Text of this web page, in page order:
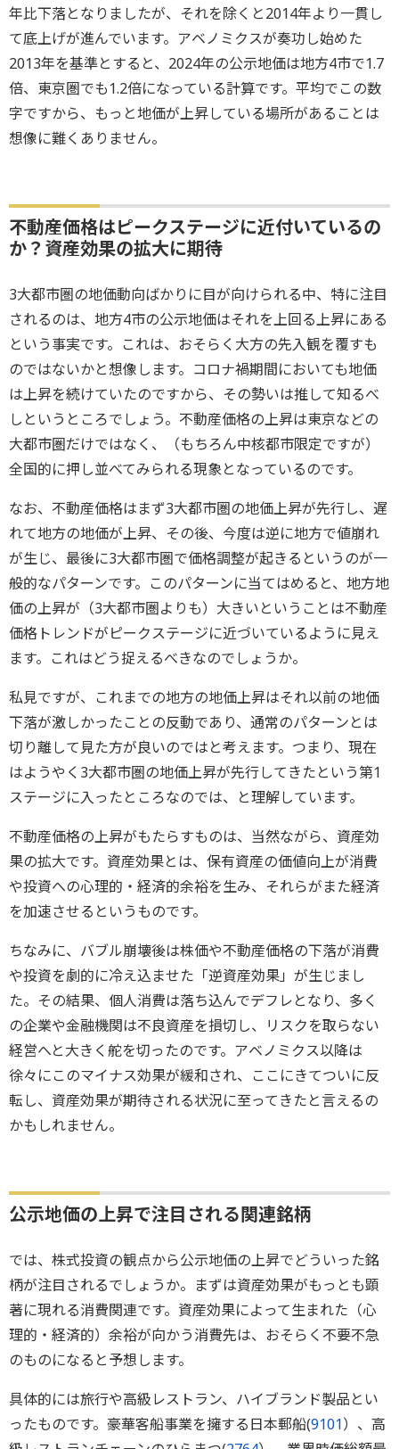
年比下落となりましたが、それを除くと2014年より一貫し
て底上げが進んでいます。アベノミクスが奏功し始めた
2013年を基準とすると、2024年の公示地価は地方4市で1.7
倍、東京圏でも1.2倍になっている計算です。平均でこの数
字ですから、もっと地価が上昇している場所があることは
想像に難くありません。
不動産価格はピークステージに近付いているの
か？資産効果の拡大に期待
3大都市圏の地価動向ばかりに目が向けられる中、特に注目
されるのは、地方4市の公示地価はそれを上回る上昇にある
という事実です。これは、おそらく大方の先入観を覆すも
のではないかと想像します。コロナ禍期間においても地価
は上昇を続けていたのですから、その勢いは推して知るべ
しというところでしょう。不動産価格の上昇は東京などの
大都市圏だけではなく、（もちろん中核都市限定ですが）
全国的に押し並べてみられる現象となっているのです。
なお、不動産価格はまず3大都市圏の地価上昇が先行し、遅
れて地方の地価が上昇、その後、今度は逆に地方で値崩れ
が生じ、最後に3大都市圏で価格調整が起きるというのが一
般的なパターンです。このパターンに当てはめると、地方地
価の上昇が（3大都市圏よりも）大きいということは不動産
価格トレンドがピークステージに近づいているように見え
ます。これはどう捉えるべきなのでしょうか。
私見ですが、これまでの地方の地価上昇はそれ以前の地価
下落が激しかったことの反動であり、通常のパターンとは
切り離して見た方が良いのではと考えます。つまり、現在
はようやく3大都市圏の地価上昇が先行してきたという第1
ステージに入ったところなのでは、と理解しています。
不動産価格の上昇がもたらすものは、当然ながら、資産効
果の拡大です。資産効果とは、保有資産の価値向上が消費
や投資への心理的・経済的余裕を生み、それらがまた経済
を加速させるというものです。
ちなみに、バブル崩壊後は株価や不動産価格の下落が消費
や投資を劇的に冷え込ませた「逆資産効果」が生じまし
た。その結果、個人消費は落ち込んでデフレとなり、多く
の企業や金融機関は不良資産を損切し、リスクを取らない
経営へと大きく舵を切ったのです。アベノミクス以降は
徐々にこのマイナス効果が緩和され、ここにきてついに反
転し、資産効果が期待される状況に至ってきたと言えるの
かもしれません。
公示地価の上昇で注目される関連銘柄
では、株式投資の観点から公示地価の上昇でどういった銘
柄が注目されるでしょうか。まずは資産効果がもっとも顕
著に現れる消費関連です。資産効果によって生まれた（心
理的・経済的）余裕が向かう消費先は、おそらく不要不急
のものになると予想します。
具体的には旅行や高級レストラン、ハイブランド製品とい
ったものです。豪華客船事業を擁する日本郵船(9101）、高